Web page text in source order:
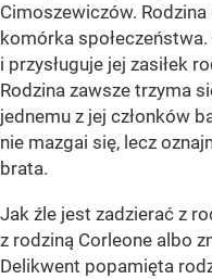
Cimoszewiczów.
komórka
i przysługuje jej zasiłek
Rodzina zawsze trzyma
jednemu z jej członków
nie mazgai się, lecz
brata.
Jak źle jest zadzierać z
z rodziną Corleone albo
Delikwent popamięta